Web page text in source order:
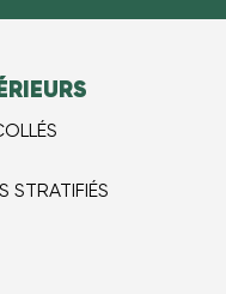
STRATIFIÉS